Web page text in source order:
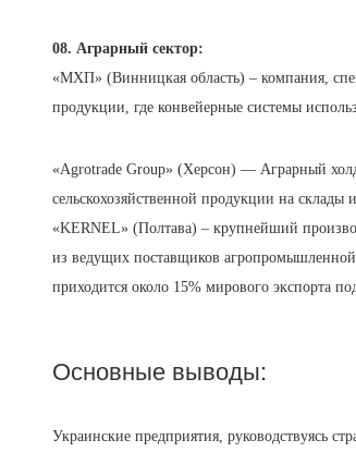
08. Аграрный сектор:
«МХП» (Винницкая область) – компания,
продукции, где конвейерные системы
«Agrotrade Group» (Херсон) — Аграрный
сельскохозяйственной продукции на склады
«KERNEL» (Полтава) – крупнейший
из ведущих поставщиков
приходится около 15% мирового экспорта
Основные выводы:
Украинские предприятия, руководствуясь